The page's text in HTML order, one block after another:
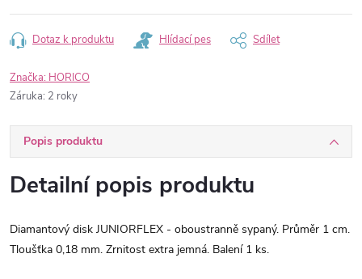
Dotaz k produktu Hlídací pes Sdílet
Značka: HORICO
Záruka: 2 roky
Popis produktu
Detailní popis produktu
Diamantový disk JUNIORFLEX - oboustranně sypaný. Průměr 1 cm.
Tloušťka 0,18 mm. Zrnitost extra jemná. Balení 1 ks.